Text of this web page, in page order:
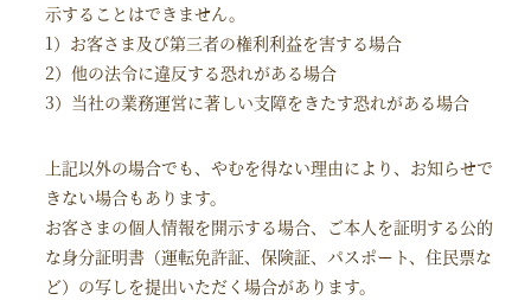
示することはできません。
1）お客さま及び第三者の権利利益を害する場合
2）他の法令に違反する恐れがある場合
3）当社の業務運営に著しい支障をきたす恐れがある場合
上記以外の場合でも、やむを得ない理由により、お知らせで
きない場合もあります。
お客さまの個人情報を開示する場合、ご本人を証明する公的
な身分証明書（運転免許証、保険証、パスポート、住民票な
ど）の写しを提出いただく場合があります。